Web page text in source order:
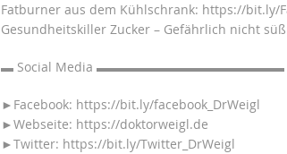
Fatburner aus dem Kühlschrank: https://bit.ly/
Gesundheitskiller Zucker – Gefährlich nicht
▬ Social Media ▬▬▬▬▬▬▬▬▬▬▬▬▬▬▬
►Facebook: https://bit.ly/facebook_DrWeigl
►Webseite: https://doktorweigl.de
►Twitter: https://bit.ly/Twitter_DrWeigl